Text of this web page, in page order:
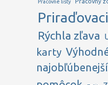
Pracovné listy
Rýchla zľava
karty